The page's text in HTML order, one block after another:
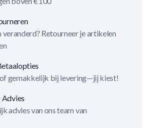
veranderd? Retourneer je artikelen
gemakkelijk bij levering—jij kiest!
Advies
advies van ons team van